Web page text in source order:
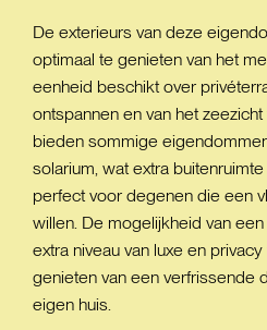
De exterieurs van deze
optimaal te genieten van het
eenheid beschikt over
ontspannen en van het
bieden sommige
solarium, wat extra
perfect voor degenen die een
willen. De mogelijkheid van
extra niveau van luxe en
genieten van een verfrissende
eigen huis.